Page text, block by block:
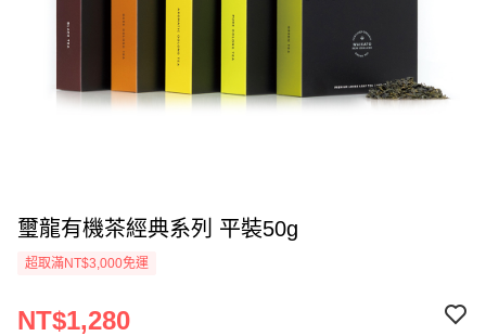
璽龍有機茶經典系列 平裝50g
超取滿NT$3,000免運
NT$1,280